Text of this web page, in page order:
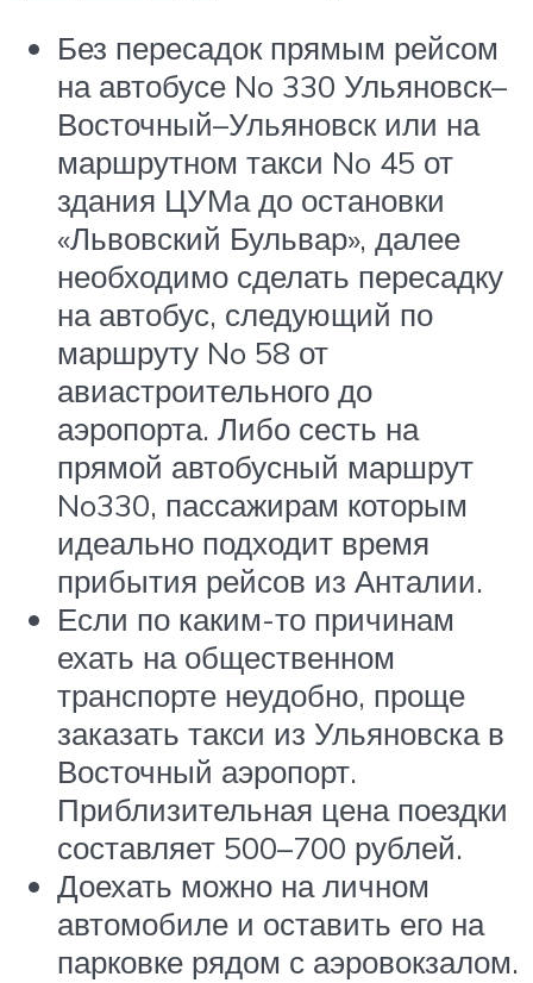
Без пересадок прямым рейсом
на автобусе No 330 Ульяновск–
Восточный–Ульяновск или на
маршрутном такси No 45 от
здания ЦУМа до остановки
«Львовский Бульвар», далее
необходимо сделать пересадку
на автобус, следующий по
маршруту No 58 от
авиастроительного до
аэропорта. Либо сесть на
прямой автобусный маршрут
No330, пассажирам которым
идеально подходит время
прибытия рейсов из Анталии.
Если по каким-то причинам
ехать на общественном
транспорте неудобно, проще
заказать такси из Ульяновска в
Восточный аэропорт.
Приблизительная цена поездки
составляет 500–700 рублей.
Доехать можно на личном
автомобиле и оставить его на
парковке рядом с аэровокзалом.